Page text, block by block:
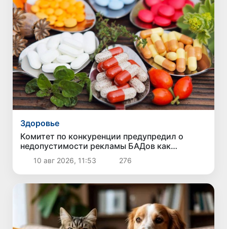
Здоровье
Комитет по конкуренции предупредил о
недопустимости рекламы БАДов как
лекарств
10 авг 2026, 11:53 276